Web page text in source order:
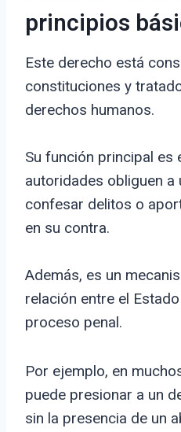
principios
Este derecho está
constituciones y
derechos humanos.
Su función principal es
autoridades obliguen a
confesar delitos o
en su contra.
Además, es un
relación entre el
proceso penal.
Por ejemplo, en
puede presionar a un
sin la presencia de un